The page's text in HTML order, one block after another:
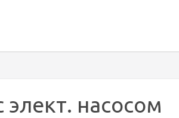
насосом